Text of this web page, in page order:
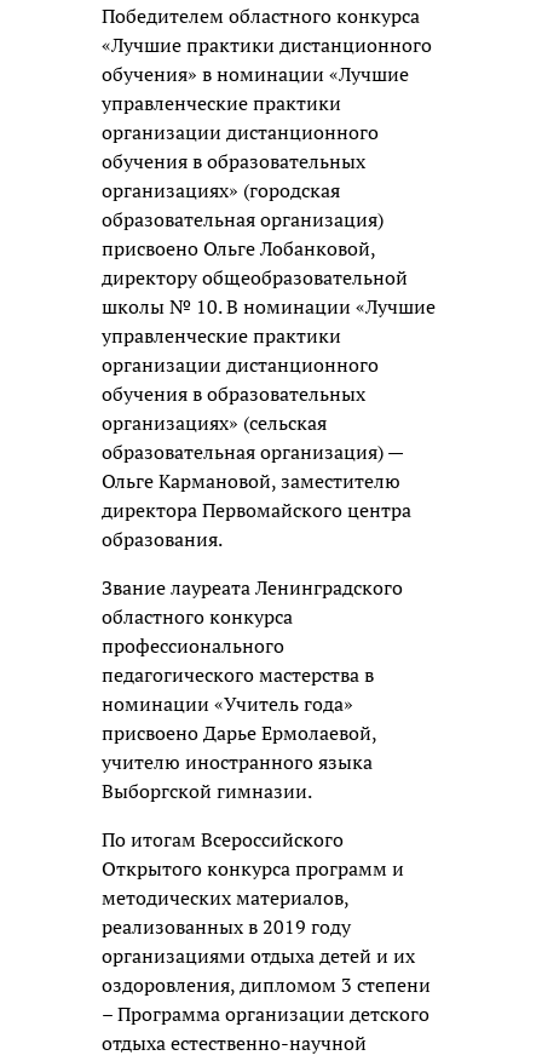
Победителем областного конкурса
«Лучшие практики дистанционного
обучения» в номинации «Лучшие
управленческие практики
организации дистанционного
обучения в образовательных
организациях» (городская
образовательная организация)
присвоено Ольге Лобанковой,
директору общеобразовательной
школы № 10. В номинации «Лучшие
управленческие практики
организации дистанционного
обучения в образовательных
организациях» (сельская
образовательная организация) —
Ольге Кармановой, заместителю
директора Первомайского центра
образования.
Звание лауреата Ленинградского
областного конкурса
профессионального
педагогического мастерства в
номинации «Учитель года»
присвоено Дарье Ермолаевой,
учителю иностранного языка
Выборгской гимназии.
По итогам Всероссийского
Открытого конкурса программ и
методических материалов,
реализованных в 2019 году
организациями отдыха детей и их
оздоровления, дипломом 3 степени
– Программа организации детского
отдыха естественно-научной